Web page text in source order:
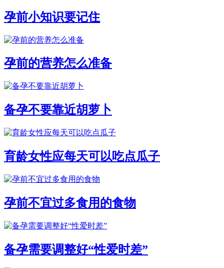
孕前小知识要记住
孕前的营养怎么准备
备孕不要靠近胡萝卜
育龄女性应每天可以吃点瓜子
孕前不宜过多食用的食物
备孕需要调整好“性爱时差”